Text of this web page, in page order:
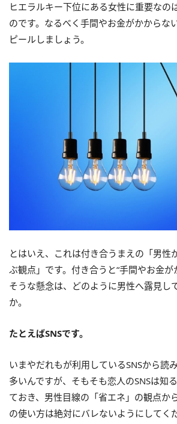
ヒエラルキー下位にある女性に重要なの
のです。なるべく手間やお金がかからな
ピールしましょう。
とはいえ、これは付き合うまえの「男性
ぶ観点」です。付き合うと“手間やお金が
そうな懸念は、どのように男性へ露見し
か。
たとえばSNSです。
いまやだれもが利用しているSNSから読
多いんですが、そもそも恋人のSNSは知
ておき、男性目線の「省エネ」の観点か
の使い方は絶対にバレないようにしてく